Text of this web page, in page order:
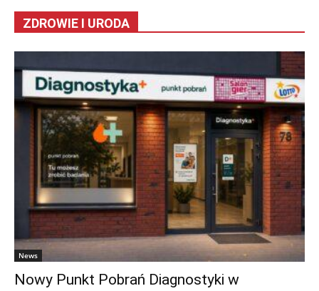
ZDROWIE I URODA
News
Nowy Punkt Pobrań Diagnostyki w